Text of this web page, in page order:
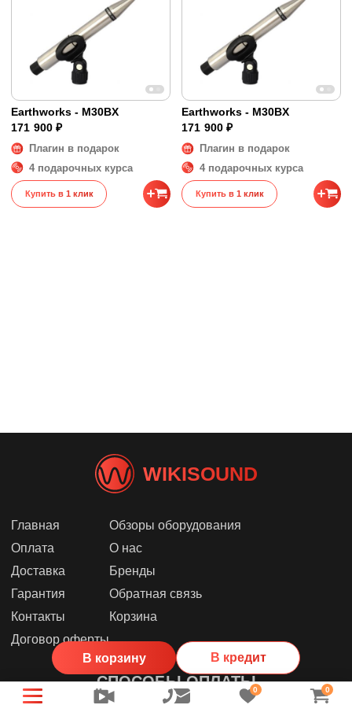
В корзину В кредит
Earthworks - M30BX
171 900 ₽
Плагин в подарок
4 подарочных курса
Купить в 1 клик
Earthworks - M30BX
171 900 ₽
Плагин в подарок
4 подарочных курса
Купить в 1 клик
WIKISOUND
Главная
Оплата
Доставка
Гарантия
Контакты
Договор оферты
Обзоры оборудования
О нас
Бренды
Обратная связь
Корзина
СПОСОБЫ ОПЛАТЫ0 0